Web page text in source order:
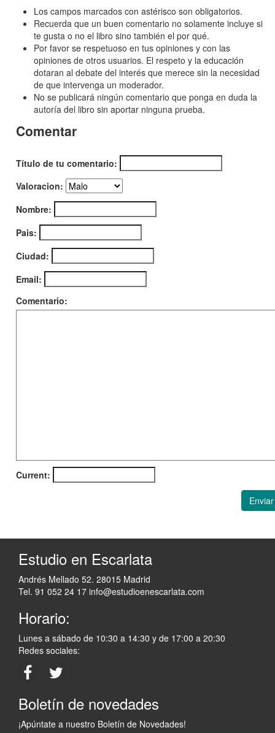
Los campos marcados con astérisco son obligatorios.
Recuerda que un buen comentario no solamente incluye si
te gusta o no el libro sino también el por qué.
Por favor se respetuoso en tus opiniones y con las
opiniones de otros usuarios. El respeto y la educación
dotaran al debate del interés que merece sin la necesidad
de que intervenga un moderador.
No se publicará ningún comentario que ponga en duda la
autoría del libro sin aportar ninguna prueba.
Comentar
Título de tu comentario:
Valoracion:
Nombre:
Pais:
Ciudad:
Email:
Comentario:
Current:
Enviar
Estudio en Escarlata
Andrés Mellado 52. 28015 Madrid
Tel. 91 052 24 17 info@estudioenescarlata.com
Horario:
Lunes a sábado de 10:30 a 14:30 y de 17:00 a 20:30
Redes sociales:
Boletín de novedades
¡Apúntate a nuestro Boletín de Novedades!